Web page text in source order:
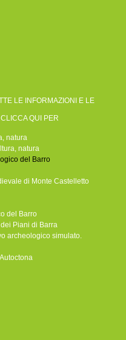
LE INFORMAZIONI E LE
QUI PER
natura
natura
del Barro
di Monte Castelletto
del Barro
Piani di Barra
archeologico simulato.